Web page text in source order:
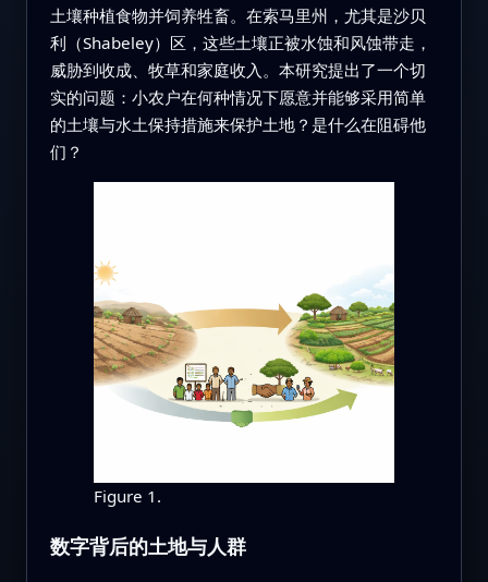
土壤种植食物并饲养牲畜。在索马里州，尤其是沙贝
利（Shabeley）区，这些土壤正被水蚀和风蚀带走，
威胁到收成、牧草和家庭收入。本研究提出了一个切
实的问题：小农户在何种情况下愿意并能够采用简单
的土壤与水土保持措施来保护土地？是什么在阻碍他
们？
Figure 1.
数字背后的土地与人群